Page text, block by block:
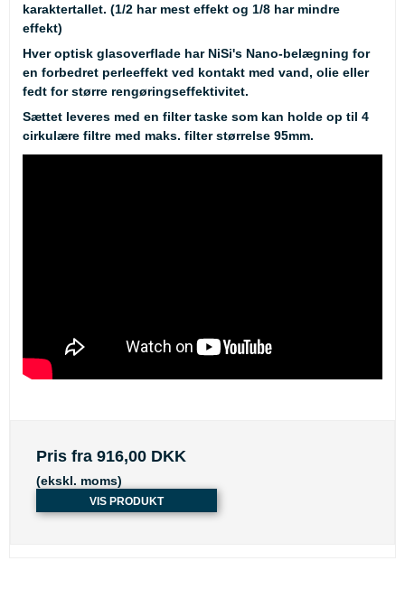
karaktertallet. (1/2 har mest effekt og 1/8 har mindre
effekt)
Hver optisk glasoverflade har NiSi's Nano-belægning for
en forbedret perleeffekt ved kontakt med vand, olie eller
fedt for større rengøringseffektivitet.
Sættet leveres med en filter taske som kan holde op til 4
cirkulære filtre med maks. filter størrelse 95mm.
Pris fra 916,00 DKK
(ekskl. moms)
VIS PRODUKT